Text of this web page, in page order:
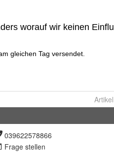
039622578866
Frage stellen